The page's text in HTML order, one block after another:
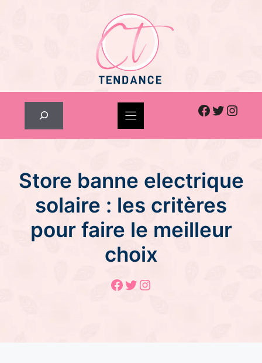
Facebook
Twitter
Store banne electrique
solaire : les critères
pour faire le meilleur
choix
Facebook
Twitter
Instagram